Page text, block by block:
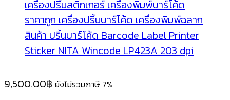
9,500.00฿ ยังไม่รวมภาษี 7%